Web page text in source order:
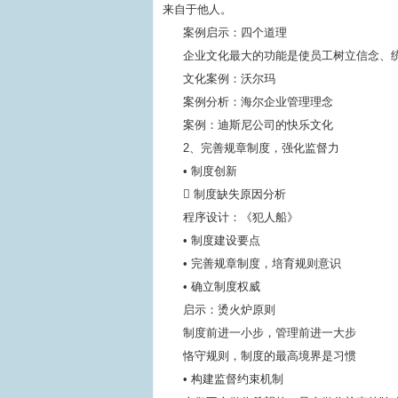
来自于他人。
案例启示：四个道理
企业文化最大的功能是使员工树立信念、
文化案例：沃尔玛
案例分析：海尔企业管理理念
案例：迪斯尼公司的快乐文化
2、完善规章制度，强化监督力
• 制度创新
 制度缺失原因分析
程序设计：《犯人船》
• 制度建设要点
• 完善规章制度，培育规则意识
• 确立制度权威
启示：烫火炉原则
制度前进一小步，管理前进一大步
恪守规则，制度的最高境界是习惯
• 构建监督约束机制